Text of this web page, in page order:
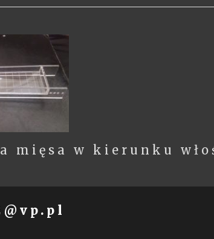
mięsa w kierunku